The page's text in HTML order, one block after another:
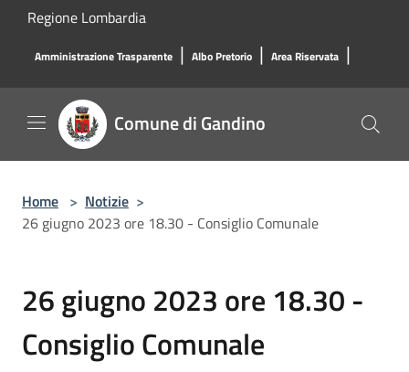
Salta al contenuto principale
Regione Lombardia
Amministrazione Trasparente | Albo Pretorio | Area Riservata |
Comune di Gandino
Home > Notizie >
26 giugno 2023 ore 18.30 - Consiglio Comunale
26 giugno 2023 ore 18.30 -
Consiglio Comunale